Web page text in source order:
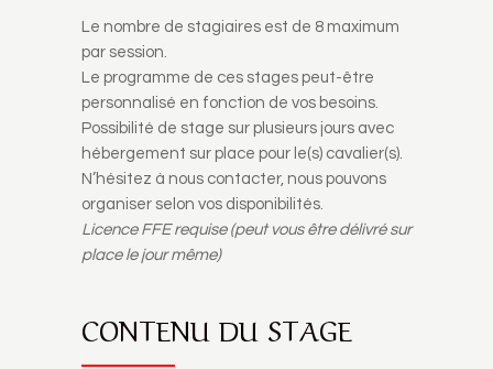
Le nombre de stagiaires est de 8 maximum
par session.
Le programme de ces stages peut-être
personnalisé en fonction de vos besoins.
Possibilité de stage sur plusieurs jours avec
hébergement sur place pour le(s) cavalier(s).
N’hésitez à nous contacter, nous pouvons
organiser selon vos disponibilités.
Licence FFE requise (peut vous être délivré sur
place le jour même)
CONTENU DU STAGE